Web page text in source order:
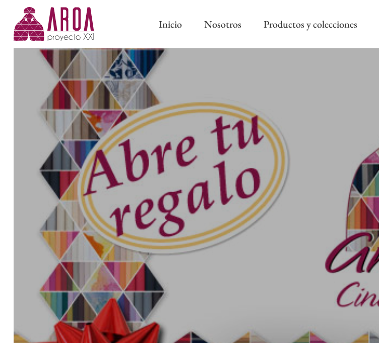
Inicio Nosotros Productos y colecciones
CINTAS DE CORTINA
CINTAS PARA BARRAS
CINTAS DE ONDA PERFECTA
CINTAS CON OLLAOS
CINTAS DE ESTOR
FORROS Y ENTRETELAS
OTROS COMPLEMENTOS DE
CONFECCIÓN
HERRAMIENTAS
ABRAZADERAS IMÁN
ABRAZADERAS Y BORLAS NEW
CLASSIC
PASAMANERÍA TRADICIONAL